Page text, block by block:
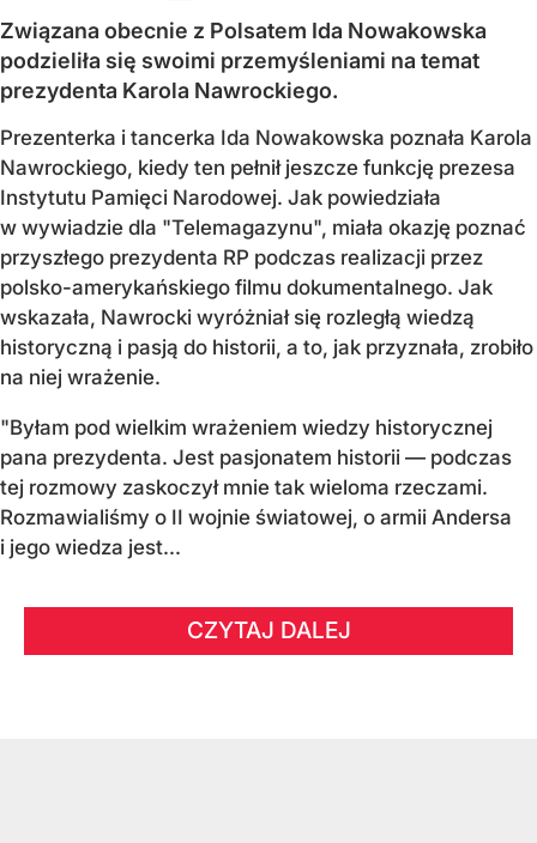
Związana obecnie z Polsatem Ida Nowakowska
podzieliła się swoimi przemyśleniami na temat
prezydenta Karola Nawrockiego.
Prezenterka i tancerka Ida Nowakowska poznała Karola
Nawrockiego, kiedy ten pełnił jeszcze funkcję prezesa
Instytutu Pamięci Narodowej. Jak powiedziała
w wywiadzie dla "Telemagazynu", miała okazję poznać
przyszłego prezydenta RP podczas realizacji przez
polsko-amerykańskiego filmu dokumentalnego. Jak
wskazała, Nawrocki wyróżniał się rozległą wiedzą
historyczną i pasją do historii, a to, jak przyznała, zrobiło
na niej wrażenie.
"Byłam pod wielkim wrażeniem wiedzy historycznej
pana prezydenta. Jest pasjonatem historii — podczas
tej rozmowy zaskoczył mnie tak wieloma rzeczami.
Rozmawialiśmy o II wojnie światowej, o armii Andersa
i jego wiedza jest...
CZYTAJ DALEJ